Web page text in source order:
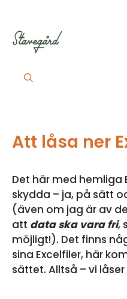
innehåll
Att låsa ner
Det här med hemliga
skydda – ja, på sätt
(även om jag är av
att data ska vara fri,
möjligt!). Det finns
sina Excelfiler, här
sättet. Alltså – vi